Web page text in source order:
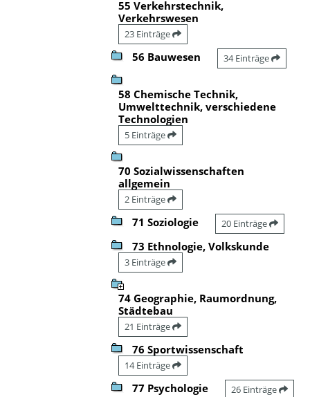
55 Verkehrstechnik,
Verkehrswesen
23 Einträge
56 Bauwesen 34 Einträge
58 Chemische Technik,
Umwelttechnik, verschiedene
Technologien
5 Einträge
70 Sozialwissenschaften
allgemein
2 Einträge
71 Soziologie 20 Einträge
73 Ethnologie, Volkskunde
3 Einträge
74 Geographie, Raumordnung,
Städtebau
21 Einträge
76 Sportwissenschaft
14 Einträge
77 Psychologie 26 Einträge